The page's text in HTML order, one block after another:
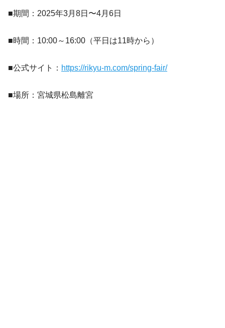
■期間：2025年3月8日〜4月6日
■時間：10:00～16:00（平日は11時から）
■公式サイト： https://rikyu-m.com/spring-fair/
■場所：宮城県松島離宮